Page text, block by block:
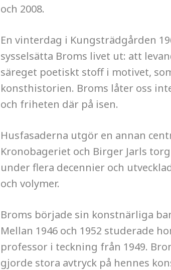
och 2008.
En vinterdag i Kungsträdgården
sysselsätta Broms livet ut: att
säreget poetiskt stoff i motivet,
konsthistorien. Broms låter oss
och friheten där på isen.
Husfasaderna utgör en annan
Kronobageriet och Birger Jarls
under flera decennier och
och volymer.
Broms började sin konstnärliga
Mellan 1946 och 1952 studerade
professor i teckning från 1949.
gjorde stora avtryck på hennes